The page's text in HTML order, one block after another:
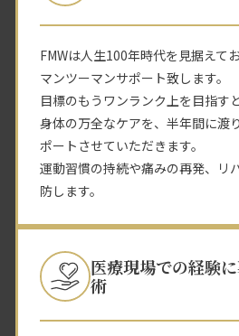
FMWは人生100年時代を見据えて
マンツーマンサポート致します。
目標のもうワンランク上を目指す
身体の万全なケアを、半年間に渡
ポートさせていただきます。
運動習慣の持続や痛みの再発、リ
防します。
医療現場での経験
術